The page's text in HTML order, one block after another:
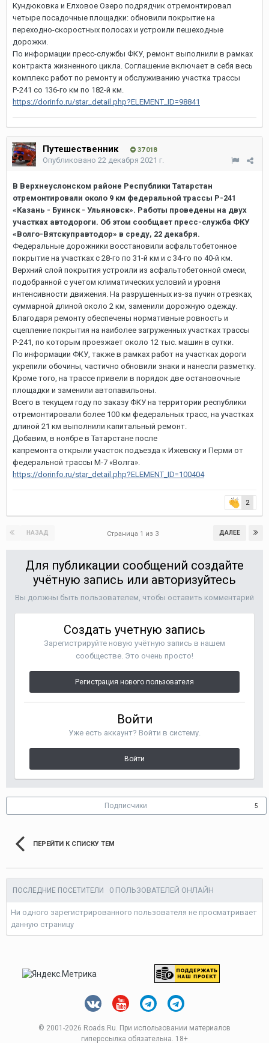
Кундюковка и Елховое Озеро подрядчик отремонтировал
четыре посадочные площадки: обновили покрытие на
переходно-скоростных полосах и устроили пешеходные
дорожки.
По информации пресс-службы ФКУ, ремонт выполнили в рамках
контракта жизненного цикла. Соглашение включает в себя весь
комплекс работ по ремонту и обслуживанию участка трассы
Р-241 со 136-го км по 182-й км.
https://dorinfo.ru/star_detail.php?ELEMENT_ID=98841
Путешественник 37 018
Опубликовано 22 декабря 2021 г.
В Верхнеуслонском районе Республики Татарстан
отремонтировали около 9 км федеральной трассы Р-241
«Казань - Буинск - Ульяновск». Работы проведены на двух
участках автодороги. Об этом сообщает пресс-служба ФКУ
«Волго-Вятскуправтодор» в среду, 22 декабря.
Федеральные дорожники восстановили асфальтобетонное
покрытие на участках с 28-го по 31-й км и с 34-го по 40-й км.
Верхний слой покрытия устроили из асфальтобетонной смеси,
подобранной с учетом климатических условий и уровня
интенсивности движения. На разрушенных из-за пучин отрезках,
суммарной длиной около 2 км, заменили дорожную одежду.
Благодаря ремонту обеспечены нормативные ровность и
сцепление покрытия на наиболее загруженных участках трассы
Р-241, по которым проезжает около 12 тыс. машин в сутки.
По информации ФКУ, также в рамках работ на участках дороги
укрепили обочины, частично обновили знаки и нанесли разметку.
Кроме того, на трассе привели в порядок две остановочные
площадки и заменили автопавильоны.
Всего в текущем году по заказу ФКУ на территории республики
отремонтировали более 100 км федеральных трасс, на участках
длиной 21 км выполнили капитальный ремонт.
Добавим, в ноябре в Татарстане после
капремонта открыли участок подъезда к Ижевску и Перми от
федеральной трассы М-7 «Волга».
https://dorinfo.ru/star_detail.php?ELEMENT_ID=100404
2
НАЗАД ДАЛЕЕ
Страница 1 из 3
Для публикации сообщений создайте
учётную запись или авторизуйтесь
Вы должны быть пользователем, чтобы оставить комментарий
Создать учетную запись
Зарегистрируйте новую учётную запись в нашем
сообществе. Это очень просто!
Регистрация нового пользователя
Войти
Уже есть аккаунт? Войти в систему.
Войти
Подписчики 5
ПЕРЕЙТИ К СПИСКУ ТЕМ
ПОСЛЕДНИЕ ПОСЕТИТЕЛИ 0 ПОЛЬЗОВАТЕЛЕЙ ОНЛАЙН
Ни одного зарегистрированного пользователя не просматривает
данную страницу
© 2001-2026 Roads.Ru. При использовании материалов
гиперссылка обязательна. 18+